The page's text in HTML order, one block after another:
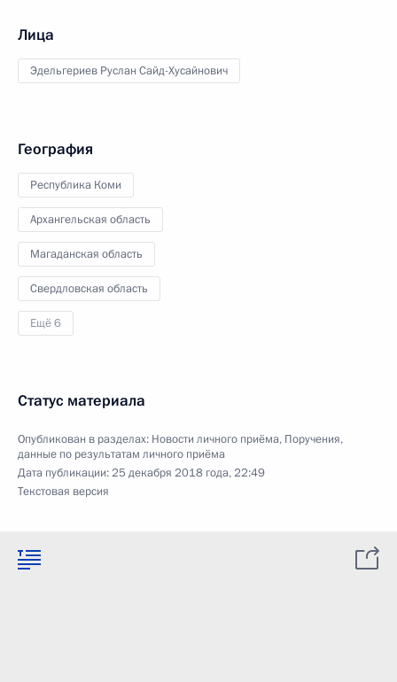
Лица
Эдельгериев Руслан Сайд-Хусайнович
География
Республика Коми
Архангельская область
Магаданская область
Свердловская область
Ещё 6
Статус материала
Опубликован в разделах: Новости личного приёма, Поручения,
данные по результатам личного приёма
Дата публикации:25 декабря 2018 года, 22:49
Текстовая версия